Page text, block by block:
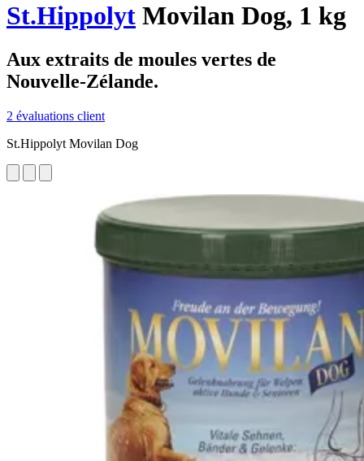
St.Hippolyt Movilan Dog, 1 kg
Aux extraits de moules vertes de
Nouvelle-Zélande.
2 évaluations client
St.Hippolyt Movilan Dog